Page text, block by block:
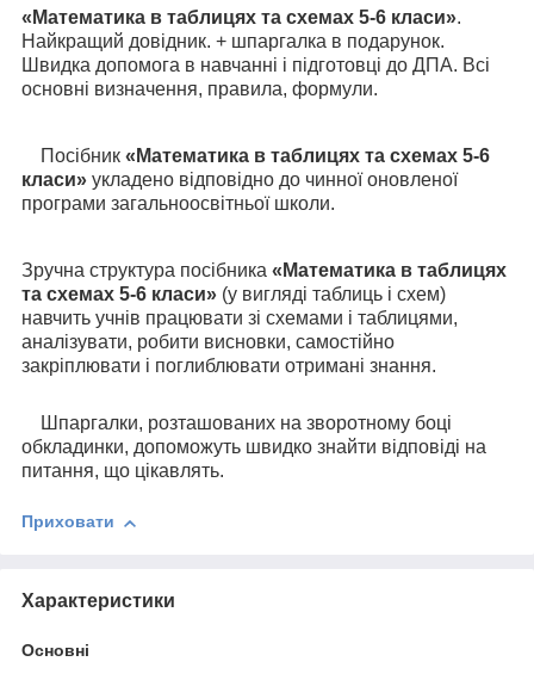
« Математика в таблицях та схемах 5-6 класи».
Найкращий довідник. + шпаргалка в подарунок.
Швидка допомога в навчанні і підготовці до ДПА. Всі
основні визначення, правила, формули.
Посібник « Математика в таблицях та схемах 5-6
класи» укладено відповідно до чинної оновленої
програми загальноосвітньої школи.
Зручна структура посібника « Математика в таблицях
та схемах 5-6 класи» (у вигляді таблиць і схем)
навчить учнів працювати зі схемами і таблицями,
аналізувати, робити висновки, самостійно
закріплювати і поглиблювати отримані знання.
Шпаргалки, розташованих на зворотному боці
обкладинки, допоможуть швидко знайти відповіді на
питання, що цікавлять.
Приховати
Характеристики
Основні